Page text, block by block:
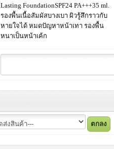
Lasting FoundationSPF24 PA+++35 ml.
รองพื้นเนื้อสัมผัสบางเบา ผิวรู้สึกราวกับ
หายใจได้ หมดปัญหาหน้าเทา รองพื้น
หนาเป็นหน้าเค้ก